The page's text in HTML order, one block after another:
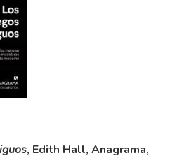
, Edith Hall, Anagrama,